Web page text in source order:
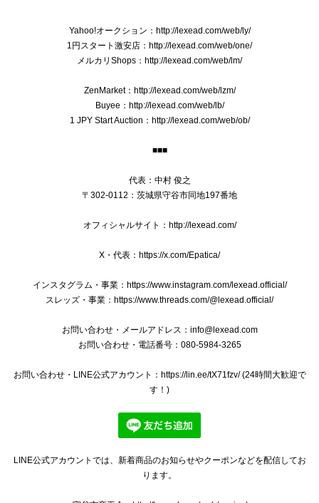
2025/08/21
2025/07/15
2025/01/09
て購入できます。 欲しい商品と出会えた際はまたよろしくお
いつもご購入いただきましてありがとうござい
ます。 バッグを気に入っていただけましてとて
も嬉しく存じます。 バッグのメンテナンスの方
法など、ご質問やご相談などがございました
ら、いつでもお気軽にメッセージをお寄せくだ
さい。 ご丁寧なお取引をしていただきましてあ
りがとうございます。 今後ともなにとぞよろし
Yahoo!オークション：http://lexead.com/web/ly/
1円スタート激安店：http://lexead.com/web/one/
メルカリShops：http://lexead.com/web/lm/
ZenMarket：http://lexead.com/web/lzm/
Buyee：http://lexead.com/web/lb/
1 JPY Start Auction：http://lexead.com/web/ob/
■■■
代表：中村 俊之
〒302-0112：茨城県守谷市同地197番地
オフィシャルサイト：http://lexead.com/
X・代表：https://x.com/Epatica/
インスタグラム・事業：https://www.instagram.com/lexead.official/
スレッズ・事業：https://www.threads.com/@lexead.official/
お問い合わせ・メールアドレス： info@lexead.com
お問い合わせ・電話番号：080-5984-3265
お問い合わせ・LINE公式アカウント：https://lin.ee/tX71fzv/ (24時間大歓迎で
す！)
LINE公式アカウントでは、新着商品のお知らせやクーポンなどを配信してお
ります。